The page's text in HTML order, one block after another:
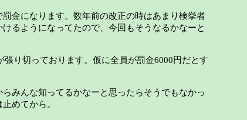
金になります。数年前の改正の時はあまり検挙者
るようになってたので、今回もそうなるかなーと
張り切っております。仮に全員が罰金6000円だとす
みんな知ってるかなーと思ったらそうでもなかっ
めてから。